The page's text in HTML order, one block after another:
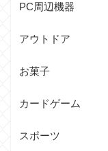
PC周辺機器
アウトドア
お菓子
カードゲーム
スポーツ